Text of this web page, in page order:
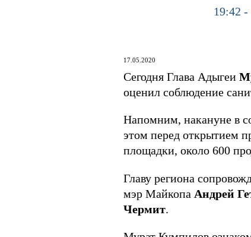
19:42 -
17.05.2020
Сегодня Глава Адыгеи
оценил соблюдение
Напомним, накануне в
этом перед открытием
площадки, около 600
Главу региона
мэр Майкопа Андрей
Чермит.